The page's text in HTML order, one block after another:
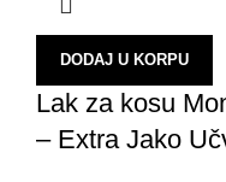
DODAJ U KORPU
Lak za kosu
– Extra Jako